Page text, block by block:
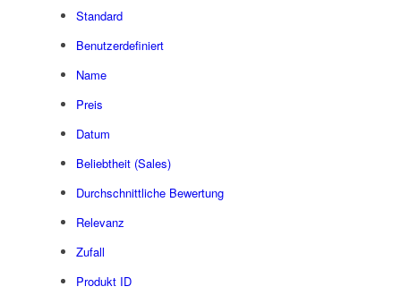
Standard
Benutzerdefiniert
Name
Preis
Datum
Beliebtheit (Sales)
Durchschnittliche Bewertung
Relevanz
Zufall
Produkt ID